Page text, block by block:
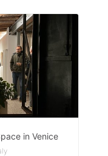
in Venice